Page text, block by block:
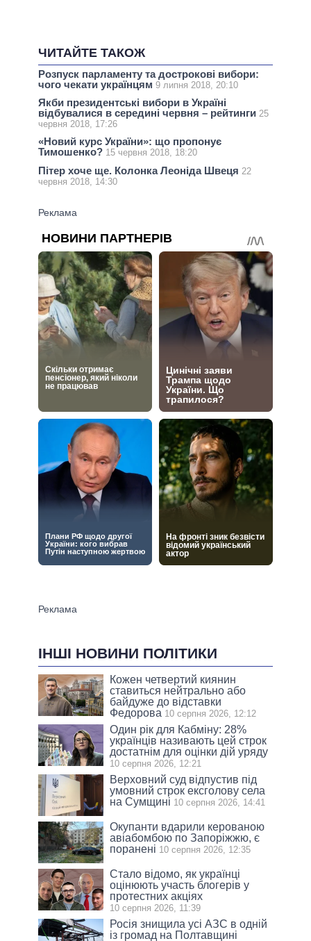
ЧИТАЙТЕ ТАКОЖ
Розпуск парламенту та дострокові вибори:
чого чекати українцям 9 липня 2018, 20:10
Якби президентські вибори в Україні
відбувалися в середині червня – рейтинги 25
червня 2018, 17:26
«Новий курс України»: що пропонує
Тимошенко? 15 червня 2018, 18:20
Пітер хоче ще. Колонка Леоніда Швеця 22
червня 2018, 14:30
ІНШІ НОВИНИ ПОЛІТИКИ
Кожен четвертий киянин
ставиться нейтрально або
байдуже до відставки
Федорова 10 серпня 2026, 12:12
Один рік для Кабміну: 28%
українців називають цей строк
достатнім для оцінки дій уряду
10 серпня 2026, 12:21
Верховний суд відпустив під
умовний строк ексголову села
на Сумщині 10 серпня 2026, 14:41
Окупанти вдарили керованою
авіабомбою по Запоріжжю, є
поранені 10 серпня 2026, 12:35
Стало відомо, як українці
оцінюють участь блогерів у
протестних акціях
10 серпня 2026, 11:39
Росія знищила усі АЗС в одній
із громад на Полтавщині